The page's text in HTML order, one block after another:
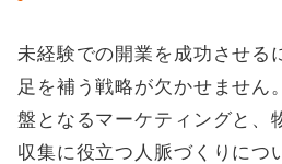
未経験での開業を成功させる
足を補う戦略が欠かせません
盤となるマーケティングと、
収集に役立つ人脈づくりにつ